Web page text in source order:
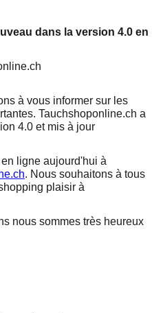
dans la version 4.0 en
à vous informer sur les
Tauchshoponline.ch a
4.0 et mis à jour
ligne aujourd'hui à
. Nous souhaitons à tous
plaisir à
nous sommes très heureux